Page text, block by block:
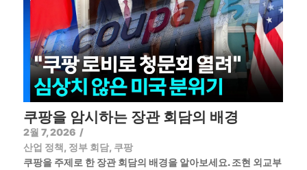
쿠팡을 암시하는 장관 회담의 배경
2월 7, 2026 /
산업 정책, 정부 회담, 쿠팡
쿠팡을 주제로 한 장관 회담의 배경을 알아보세요. 조현 외교부